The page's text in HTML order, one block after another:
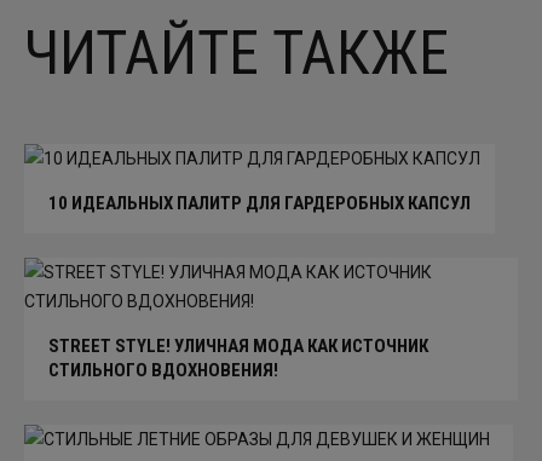
ЧИТАЙТЕ ТАКЖЕ
10 ИДЕАЛЬНЫХ ПАЛИТР ДЛЯ ГАРДЕРОБНЫХ КАПСУЛ
STREET STYLE! УЛИЧНАЯ МОДА КАК ИСТОЧНИК
СТИЛЬНОГО ВДОХНОВЕНИЯ!